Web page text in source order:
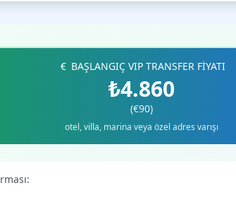
BAŞLANGIÇ VIP TRANSFER FİYATI
₺4.860
(€90)
otel, villa, marina veya özel adres varışı